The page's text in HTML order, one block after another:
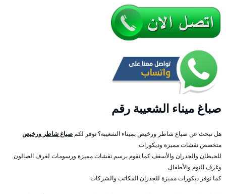
صباغ ميناء الشعيبة رقم
هل تبحث عن صباغ شاطر ورخيص بميناء الشعيبة؟ نوفر لكم صباغ شاطر ورخيص
متخصص نقشات مميزة وديكورات
للحيطان والجدران والأسقف كما نقوم برسم نقشات مميزة ورسومات لغرف الصالون
وغرف النوم والأطفال
كما نوفر ديكورات مميزة للجدران المكاتب والشركات